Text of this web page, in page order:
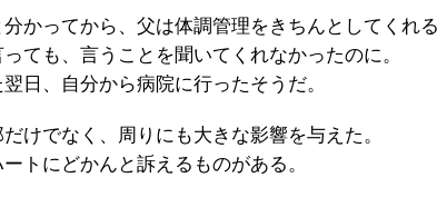
かってから、父は体調管理をきちんとしてくれる
ても、言うことを聞いてくれなかったのに。
日、自分から病院に行ったそうだ。
けでなく、周りにも大きな影響を与えた。
トにどかんと訴えるものがある。